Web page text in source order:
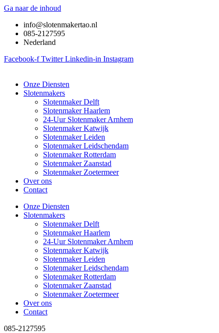
Ga naar de inhoud
info@slotenmakertao.nl
085-2127595
Nederland
Facebook-f Twitter Linkedin-in Instagram
Onze Diensten
Slotenmakers
Slotenmaker Delft
Slotenmaker Haarlem
24-Uur Slotenmaker Arnhem
Slotenmaker Katwijk
Slotenmaker Leiden
Slotenmaker Leidschendam
Slotenmaker Rotterdam
Slotenmaker Zaanstad
Slotenmaker Zoetermeer
Over ons
Contact
Onze Diensten
Slotenmakers
Slotenmaker Delft
Slotenmaker Haarlem
24-Uur Slotenmaker Arnhem
Slotenmaker Katwijk
Slotenmaker Leiden
Slotenmaker Leidschendam
Slotenmaker Rotterdam
Slotenmaker Zaanstad
Slotenmaker Zoetermeer
Over ons
Contact
085-2127595